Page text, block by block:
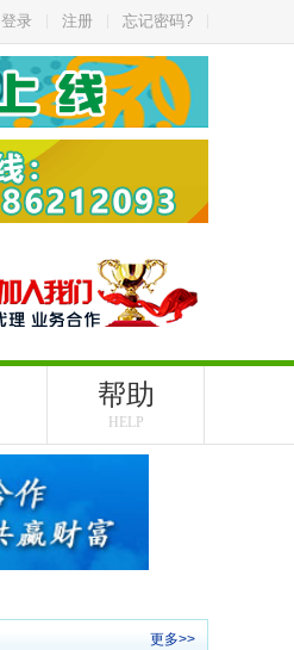
登录 注册 忘记密码?
帮助
HELP
更多>>